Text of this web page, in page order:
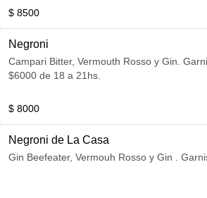
$ 8500
Negroni
Campari Bitter, Vermouth Rosso y Gin.
$6000 de 18 a 21hs.
$ 8000
Negroni de La Casa
Gin Beefeater, Vermouh